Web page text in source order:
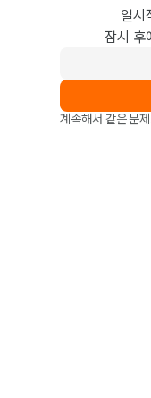
일시
잠시 후
계속해서 같은 문